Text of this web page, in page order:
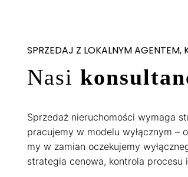
SPRZEDAJ Z LOKALNYM AGENTEM,
Nasi
Sprzedaż nieruchomości wymaga
pracujemy w modelu wyłącznym –
my w zamian oczekujemy
strategia cenowa, kontrola procesu